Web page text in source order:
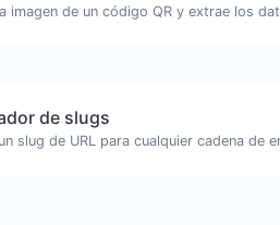
de slugs